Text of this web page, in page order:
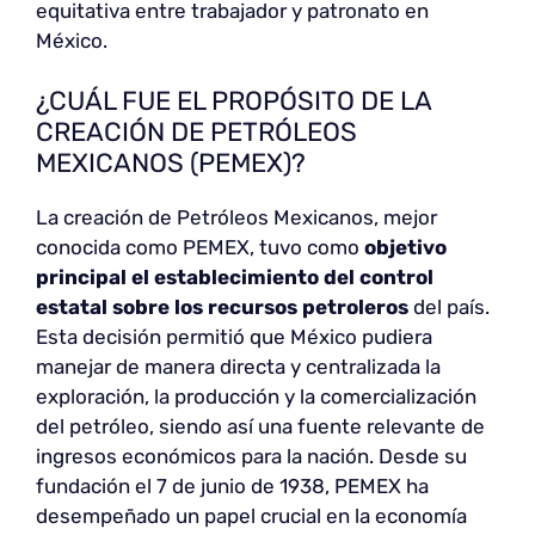
equitativa entre trabajador y patronato en
México.
¿CUÁL FUE EL PROPÓSITO DE LA
CREACIÓN DE PETRÓLEOS
MEXICANOS (PEMEX)?
La creación de Petróleos Mexicanos, mejor
conocida como PEMEX, tuvo como objetivo
principal el establecimiento del control
estatal sobre los recursos petroleros del país.
Esta decisión permitió que México pudiera
manejar de manera directa y centralizada la
exploración, la producción y la comercialización
del petróleo, siendo así una fuente relevante de
ingresos económicos para la nación. Desde su
fundación el 7 de junio de 1938, PEMEX ha
desempeñado un papel crucial en la economía